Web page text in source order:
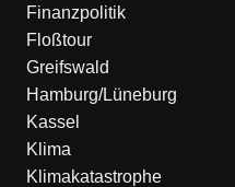
Finanzpolitik
Floßtour
Greifswald
Hamburg/Lüneburg
Kassel
Klima
Klimakatastrophe